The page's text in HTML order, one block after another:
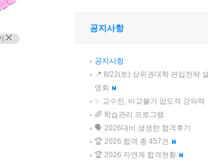
공지사항
공지사항
📍 8/22(토) 상위권대학 편입전략 설
명회
✨ 교수진, 비교불가 압도적 강의력
🌈 학습관리 프로그램
🗣️ 2026대비 생생한 합격후기
🏆 2026 합격 총 457건
🏆 2026 자연계 합격현황